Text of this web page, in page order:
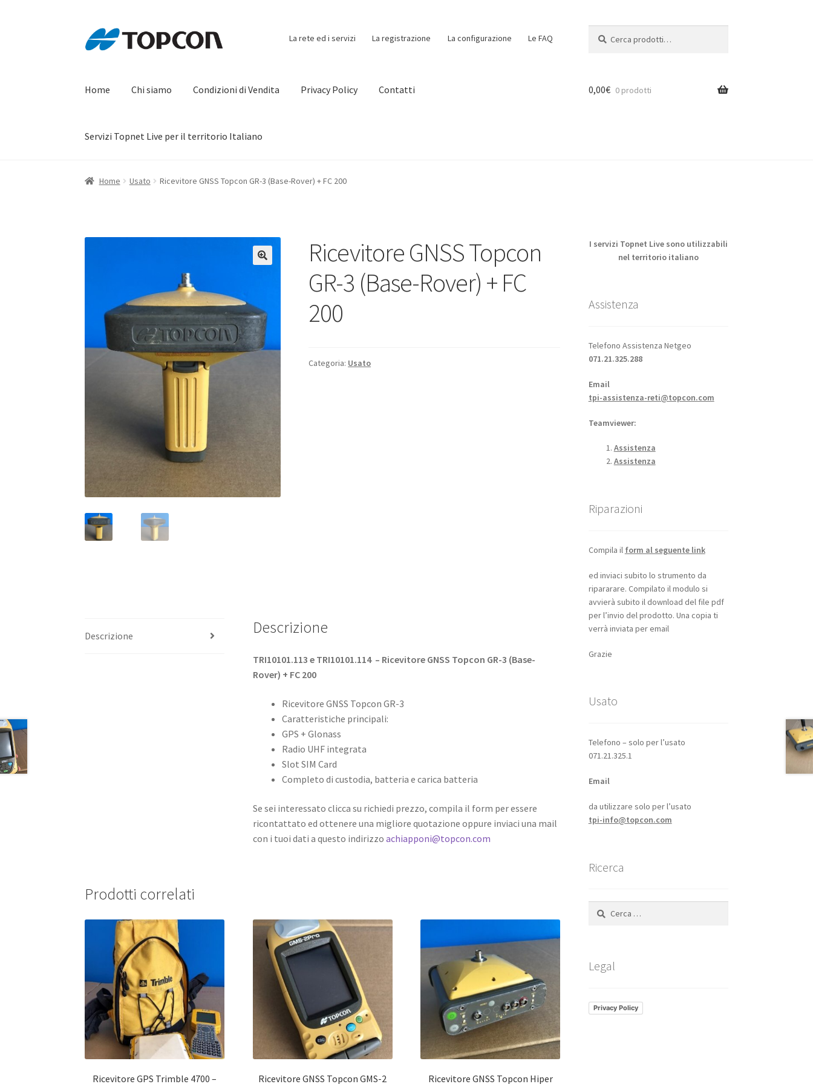
Vai
alla
Vai
al
La rete ed i servizi La registrazione La configurazione Le FAQ
Home Chi siamo Condizioni di Vendita Privacy Policy Contatti
Servizi Topnet Live per il territorio Italiano
Home Carrello Condizioni di Vendita
0,00€ 0 prodotti
Home Usato Ricevitore GNSS Topcon GR-3 (Base-Rover) + FC 200
Ricevitore GNSS Topcon
GR-3 (Base-Rover) + FC
200
Categoria: Usato
Descrizione Descrizione
TRI10101.113 e TRI10101.114 – Ricevitore GNSS Topcon GR-3 (Base-
Rover) + FC 200
Ricevitore GNSS Topcon GR-3
Caratteristiche principali:
GPS + Glonass
Radio UHF integrata
Slot SIM Card
Completo di custodia, batteria e carica batteria
Se sei interessato clicca su richiedi prezzo, compila il form per essere
ricontattato ed ottenere una migliore quotazione oppure inviaci una mail
con i tuoi dati a questo indirizzo achiapponi@topcon.com
Prodotti correlati
Ricevitore GPS Trimble 4700 –
Ricevitore GNSS Topcon GMS-2
Ricevitore GNSS Topcon Hiper
I servizi Topnet Live sono utilizzabili
nel territorio italiano
Assistenza
Telefono Assistenza Netgeo
071.21.325.288
Email
tpi-assistenza-reti@topcon.com
Teamviewer:
Assistenza
Assistenza
Riparazioni
Compila il form al seguente link
ed inviaci subito lo strumento da
ripararare. Compilato il modulo si
avvierà subito il download del file pdf
per l’invio del prodotto. Una copia ti
verrà inviata per email
Grazie
Usato
Telefono – solo per l’usato
071.21.325.1
Email
da utilizzare solo per l’usato
tpi-info@topcon.com
Ricerca
Ricerca
Legal
Privacy Policy